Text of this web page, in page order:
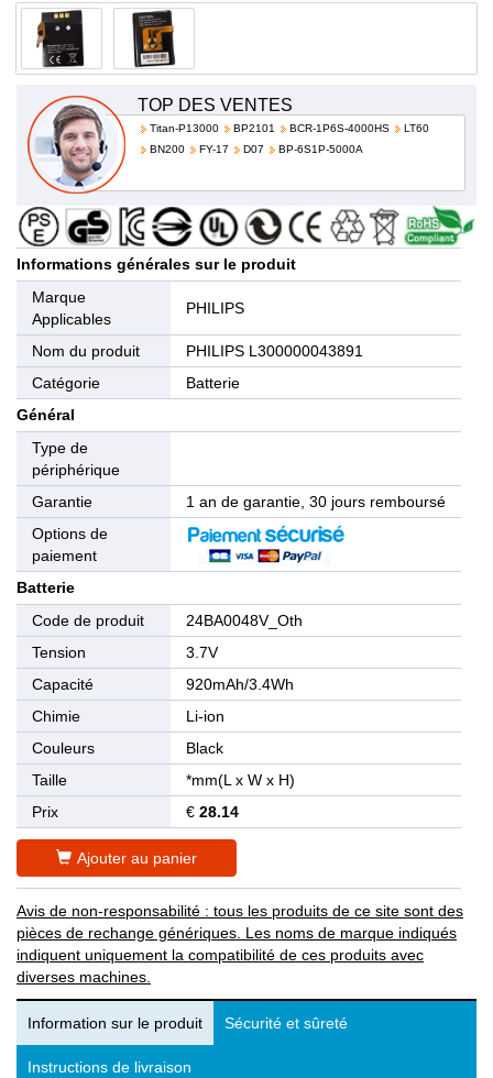
TOP DES VENTES
Titan-P13000 BP2101 BCR-1P6S-4000HS
LT60
BN200
FY-17 D07 BP-6S1P-5000A
Informations générales sur le produit
Marque
Applicables
PHILIPS
Nom du produit
PHILIPS L300000043891
Catégorie
Batterie
Général
Type de
périphérique
Garantie
1 an de garantie, 30 jours remboursé
Options de
paiement
Batterie
Code de produit
24BA0048V_Oth
Tension
3.7V
Capacité
920mAh/3.4Wh
Chimie
Li-ion
Couleurs
Black
Taille
*mm(L x W x H)
Prix
€ 28.14
Ajouter au panier
Avis de non-responsabilité : tous les produits de ce site sont des
pièces de rechange génériques. Les noms de marque indiqués
indiquent uniquement la compatibilité de ces produits avec
diverses machines.
Information sur le produit Sécurité et sûreté
Instructions de livraison